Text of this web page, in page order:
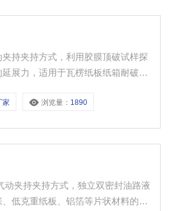
持夹持方式，利用胶膜顶破试样探
展力，适用于瓦楞纸板纸箱耐破强
家 浏览量： 1890
夹持夹持方式，独立双密封油路液
低克重纸板、铝箔等片状材料的破